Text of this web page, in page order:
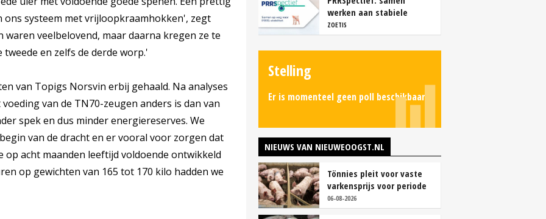
ons systeem met vrijloopkraamhokken', zegt
veelbelovend, maar daarna kregen ze te
en zelfs de derde worp.'
van Topigs Norsvin erbij gehaald. Na analyses
van de TN70-zeugen anders is dan van
spek en dus minder energiereserves. We
van de dracht en er vooral voor zorgen dat
op acht maanden leeftijd voldoende ontwikkeld
op gewichten van 165 tot 170 kilo hadden we
werken aan stabiele
resultaten
ZOETIS
Stelling
Er is momenteel geen poll beschikbaar.
NIEUWS VAN NIEUWEOOGST.NL
Tönnies pleit voor vaste
varkensprijs voor periode
van zes maanden
06-08-2026